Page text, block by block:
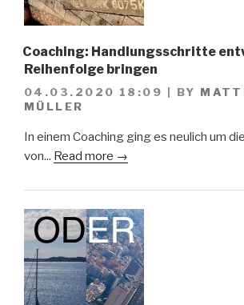
Coaching: Handlungsschritte
Reihenfolge bringen
04.03.2020 18:09 BY
MÜLLER
In einem Coaching ging es neulich um
von... Read more →